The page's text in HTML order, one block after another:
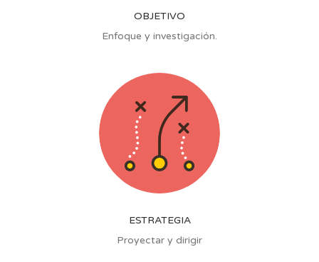
OBJETIVO
Enfoque y investigación.
ESTRATEGIA
Proyectar y dirigir